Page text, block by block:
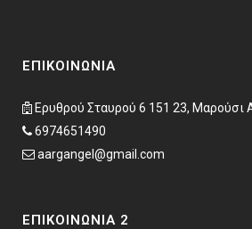
ΕΠΙΚΟΙΝΩΝΊΑ
Ερυθρού Σταυρού 6 151 23, Μαρούσι
6974651490
aargangel@gmail.com
ΕΠΙΚΟΙΝΩΝΊΑ 2